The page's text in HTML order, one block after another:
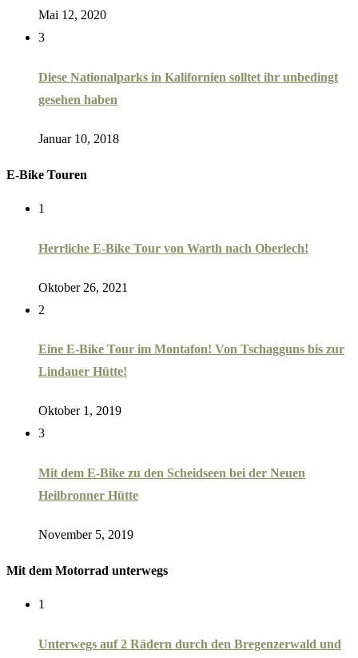
Mai 12, 2020
3
Diese Nationalparks in Kalifornien solltet ihr unbedingt
gesehen haben
Januar 10, 2018
E-Bike Touren
1
Herrliche E-Bike Tour von Warth nach Oberlech!
Oktober 26, 2021
2
Eine E-Bike Tour im Montafon! Von Tschagguns bis zur
Lindauer Hütte!
Oktober 1, 2019
3
Mit dem E-Bike zu den Scheidseen bei der Neuen
Heilbronner Hütte
November 5, 2019
Mit dem Motorrad unterwegs
1
Unterwegs auf 2 Rädern durch den Bregenzerwald und